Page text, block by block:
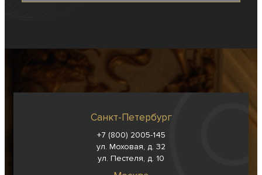
Санкт-Петербург
+7 (800) 2005-145
ул. Моховая, д. 32
ул. Пестеля, д. 10